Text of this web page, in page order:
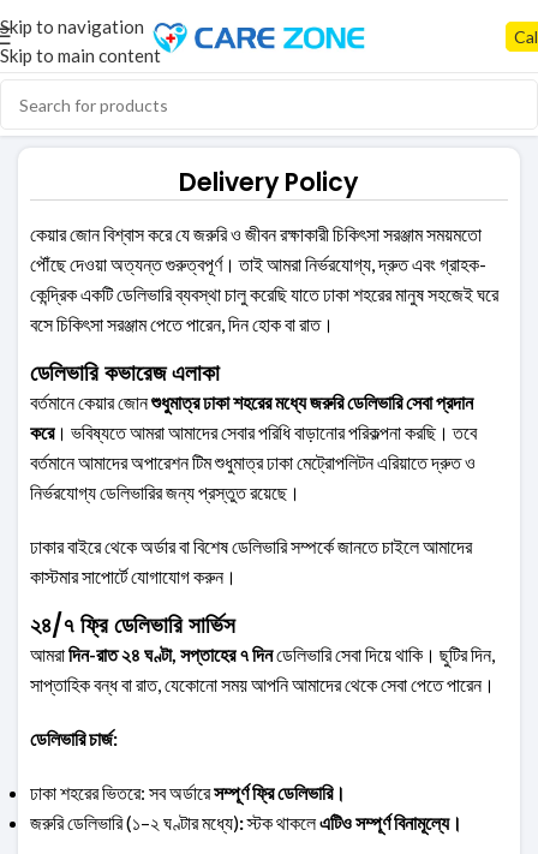
Skip to navigation
Skip to main content
Delivery Policy
কেয়ার জোন বিশ্বাস করে যে জরুরি ও জীবন রক্ষাকারী চিকিৎসা সরঞ্জাম সময়মতো
পৌঁছে দেওয়া অত্যন্ত গুরুত্বপূর্ণ। তাই আমরা নির্ভরযোগ্য, দ্রুত এবং গ্রাহক-
কেন্দ্রিক একটি ডেলিভারি ব্যবস্থা চালু করেছি যাতে ঢাকা শহরের মানুষ সহজেই ঘরে
বসে চিকিৎসা সরঞ্জাম পেতে পারেন, দিন হোক বা রাত।
ডেলিভারি কভারেজ এলাকা
বর্তমানে কেয়ার জোনশুধুমাত্র ঢাকা শহরের মধ্যে জরুরি ডেলিভারি সেবা প্রদান
করে। ভবিষ্যতে আমরা আমাদের সেবার পরিধি বাড়ানোর পরিকল্পনা করছি। তবে
বর্তমানে আমাদের অপারেশন টিম শুধুমাত্র ঢাকা মেট্রোপলিটন এরিয়াতে দ্রুত ও
নির্ভরযোগ্য ডেলিভারির জন্য প্রস্তুত রয়েছে।
ঢাকার বাইরে থেকে অর্ডার বা বিশেষ ডেলিভারি সম্পর্কে জানতে চাইলে আমাদের
কাস্টমার সাপোর্টে যোগাযোগ করুন।
২৪/৭ ফ্রি ডেলিভারি সার্ভিস
আমরাদিন-রাত ২৪ ঘণ্টা, সপ্তাহের ৭ দিনডেলিভারি সেবা দিয়ে থাকি। ছুটির দিন,
সাপ্তাহিক বন্ধ বা রাত, যেকোনো সময় আপনি আমাদের থেকে সেবা পেতে পারেন।
ডেলিভারি চার্জ:
ঢাকা শহরের ভিতরে: সব অর্ডারেসম্পূর্ণ ফ্রি ডেলিভারি।
জরুরি ডেলিভারি (১–২ ঘণ্টার মধ্যে):স্টক থাকলেএটিও সম্পূর্ণ বিনামূল্যে।